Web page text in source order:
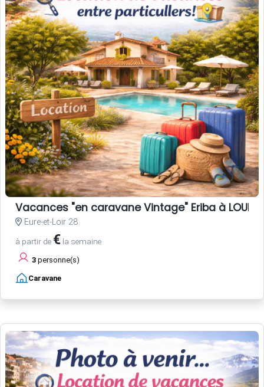
Vacances "en caravane Vintage" Eriba à LOUER,
Eure-et-Loir 28
à partir de € la semaine
3 personne(s)
Caravane